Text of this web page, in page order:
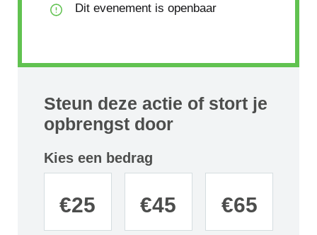
Dit evenement is openbaar
Steun deze actie of stort je
opbrengst door
Kies een bedrag
€25 €45 €65